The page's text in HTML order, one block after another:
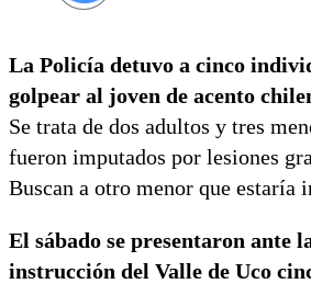
La Policía detuvo a cinco
golpear al joven de acento
Se trata de dos adultos y tres
fueron imputados por lesiones
Buscan a otro menor que estaría
El sábado se presentaron ante
instrucción del Valle de Uco